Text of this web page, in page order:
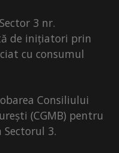
3 nr.
de inițiatori prin
cu consumul
Consiliului
(CGMB) pentru
Sectorul 3.